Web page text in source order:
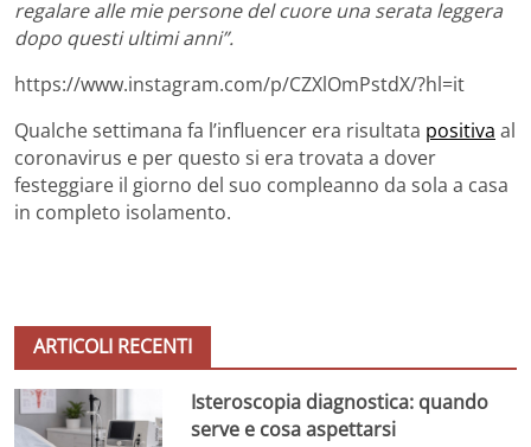
regalare alle mie persone del cuore una serata leggera
dopo questi ultimi anni”.
https://www.instagram.com/p/CZXlOmPstdX/?hl=it
Qualche settimana fa l’influencer era risultata positiva al
coronavirus e per questo si era trovata a dover
festeggiare il giorno del suo compleanno da sola a casa
in completo isolamento.
ARTICOLI RECENTI
Isteroscopia diagnostica: quando
serve e cosa aspettarsi